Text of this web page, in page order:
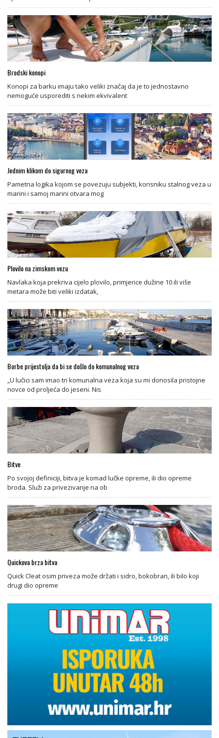
Brodski konopi
Konopi za barku imaju tako veliki značaj da je to jednostavno
nemoguće usporediti s nekim ekvivalent
Jednim klikom do sigurnog veza
Pametna logika kojom se povezuju subjekti, korisniku stalnog veza u
marini i samoj marini otvara mog
Plovilo na zimskom vezu
Navlaka koja prekriva cijelo plovilo, primjerice dužine 10 ili više
metara može biti veliki izdatak,
Borbe prijestolja da bi se došlo do komunalnog veza
„U lučici sam imao tri komunalna veza koja su mi donosila pristojne
novce od proljeća do jeseni. Nis
Bitve
Po svojoj definiciji, bitva je komad lučke opreme, ili dio opreme
broda. Služi za privezivanje na ob
Quickova brza bitva
Quick Cleat osim priveza može držati i sidro, bokobran, ili bilo koji
drugi dio opreme